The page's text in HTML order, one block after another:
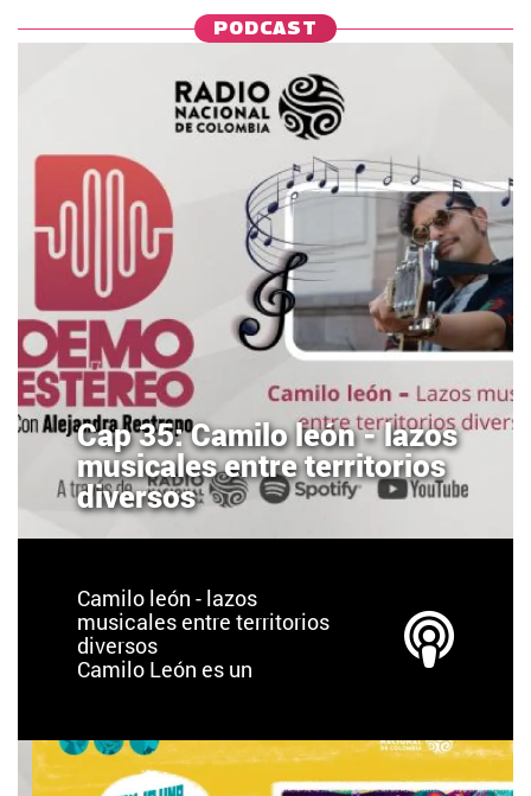
PODCAST
Cap 35: Camilo león - lazos
musicales entre territorios
diversos
Camilo león - lazos
musicales entre territorios
diversos
Camilo León es un
Desde los 10 años salió de
Colombia, ha vivido,
estudiado y adquirido